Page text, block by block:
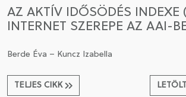
AZ AKTÍV IDŐSÖDÉS INDEXE
INTERNET SZEREPE AZ AAI-
Berde Éva – Kuncz Izabella
TELJES CIKK